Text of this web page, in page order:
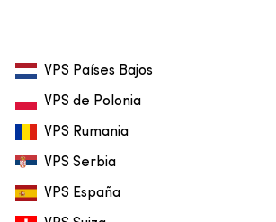
VPS Países Bajos
VPS de Polonia
VPS Rumania
VPS Serbia
VPS España